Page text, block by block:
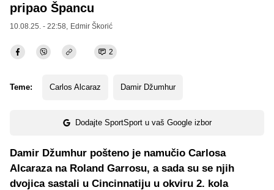
pripao Špancu
10.08.25. - 22:58, Edmir Škorić
2
Teme: Carlos Alcaraz Damir Džumhur
Dodajte SportSport u vaš Google izbor
Damir Džumhur pošteno je namučio Carlosa
Alcaraza na Roland Garrosu, a sada su se njih
dvojica sastali u Cincinnatiju u okviru 2. kola